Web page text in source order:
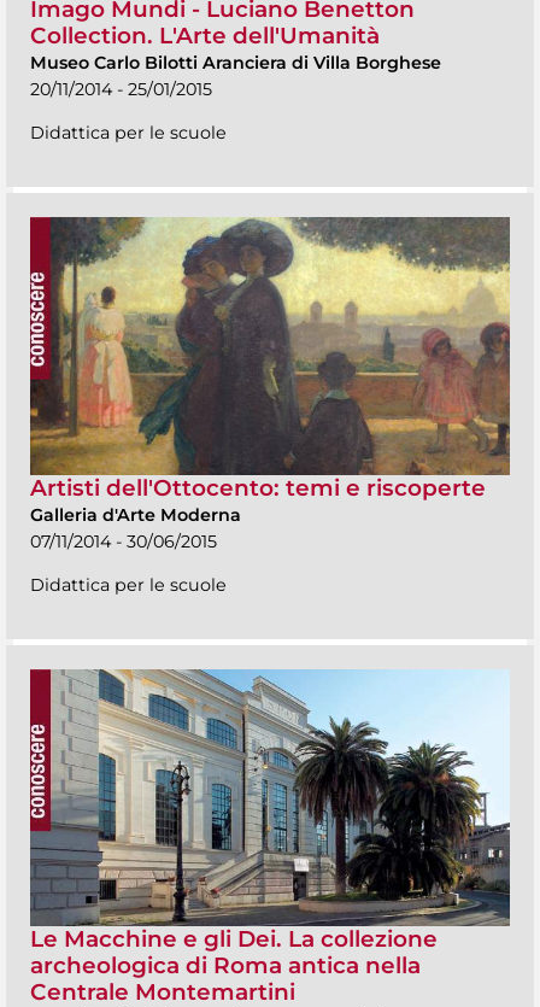
Imago Mundi - Luciano Benetton
Collection. L'Arte dell'Umanità
Museo Carlo Bilotti Aranciera di Villa Borghese
20/11/2014 - 25/01/2015
Didattica per le scuole
Artisti dell'Ottocento: temi e riscoperte
Galleria d'Arte Moderna
07/11/2014 - 30/06/2015
Didattica per le scuole
Le Macchine e gli Dei. La collezione
archeologica di Roma antica nella
Centrale Montemartini